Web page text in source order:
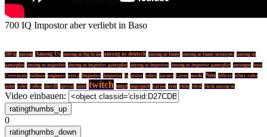
700 IQ Impostor aber verliebt in Baso
200 iq among Among Us among us big brain among us deutsch among us funny among us funny moments among us
gameplay among us imposter among us imposter gameplay among us impostor among us impostor gameplay amongus baso
Crewmate eisbison engineer extra Imposter Impostor iq jester joker karuzo Lover medic Neu officer other roles
polus roles rollen sheriff spezial timit twitch unge ungespielt varion vent vleks vlesk vlesk among us
Video einbauen:
0